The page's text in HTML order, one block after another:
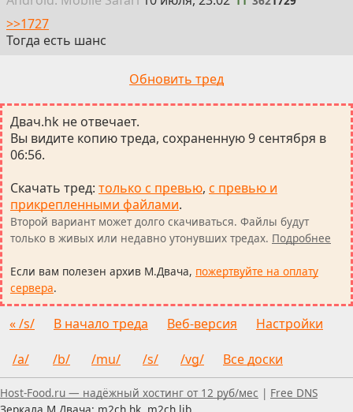
>>1727
Тогда есть шанс
Обновить тред
Двач.hk не отвечает.
Вы видите копию треда, сохраненную 9 сентября в
06:56.
Скачать тред: только с превью, с превью и
прикрепленными файлами.
Второй вариант может долго скачиваться. Файлы будут
только в живых или недавно утонувших тредах. Подробнее
Если вам полезен архив М.Двача, пожертвуйте на оплату
сервера.
« /s/ В начало треда Веб-версия Настройки
/a/ /b/ /mu/ /s/ /vg/
Все доски
Пользуетесь скринридером — пишите, что можно
Host-Food.ru — надёжный хостинг от 12 руб/мес | Free DNS